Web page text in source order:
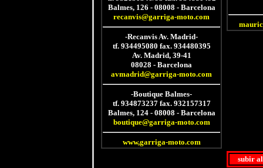
Balmes, 126 - 08008 - Barcelona
recanvis@garriga-moto.com
-Recanvis Av. Madrid-
tf. 934495080 fax. 934480395
Av. Madrid, 39-41
08028 - Barcelona
avmadrid@garriga-moto.com
-Boutique Balmes-
tf. 934873237 fax. 932157317
Balmes, 124 - 08008 - Barcelona
boutique@garriga-moto.com
www,garriga-moto.com
subir